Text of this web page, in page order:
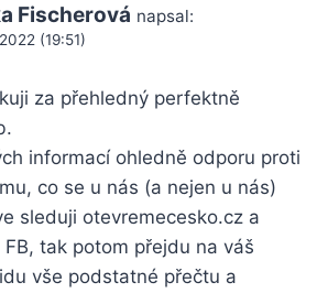
Fischerová napsal:
(19:51)
za přehledný perfektně
informací ohledně odporu proti
co se u nás (a nejen u nás)
sleduji otevremecesko.cz a
tak potom přejdu na váš
vše podstatné přečtu a